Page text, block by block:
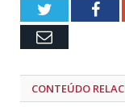
Twitter
Email
CONTEÚDO